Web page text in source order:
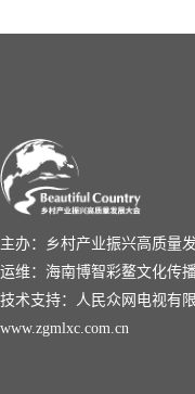
主办：乡村产业振兴高质量
运维：海南博智彩鳌文化传
技术支持：人民众网电视有
www.zgmlxc.com.cn